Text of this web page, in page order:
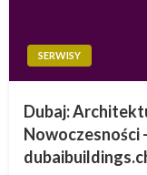
SERWISY
Dubaj:
Nowoczesności